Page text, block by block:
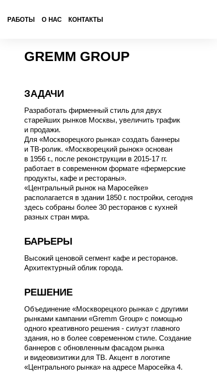
РАБОТЫ О НАС КОНТАКТЫ
GREMM GROUP
ЗАДАЧИ
Разработать фирменный стиль для двух
старейших рынков Москвы, увеличить трафик
и продажи.
Для «Москворецкого рынка» создать баннеры
и ТВ-ролик. «Москворецкий рынок» основан
в 1956 г., после реконструкции в 2015-17 гг.
работает в современном формате «фермерские
продукты, кафе и рестораны».
«Центральный рынок на Маросейке»
располагается в здании 1850 г. постройки, сегодня
здесь собраны более 30 ресторанов с кухней
разных стран мира.
БАРЬЕРЫ
Высокий ценовой сегмент кафе и ресторанов.
Архитектурный облик города.
РЕШЕНИЕ
Объединение «Москворецкого рынка» с другими
рынками кампании «Gremm Group» с помощью
одного креативного решения - силуэт главного
здания, но в более современном стиле. Создание
баннеров с обновленным фасадом рынка
и видеовизитики для ТВ. Акцент в логотипе
«Центрального рынка» на адресе Маросейка 4.